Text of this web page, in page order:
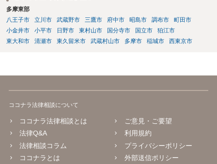
多摩東部
八王子市
立川市 武蔵野市 三鷹市 府中市 昭島市 調布市
町田市
小金井市
小平市 日野市 東村山市 国分寺市 国立市
狛江市
東大和市
清瀬市 東久留米市 武蔵村山市 多摩市 稲城市 西東京市
ココナラ法律相談について
ココナラ法律相談とは
法律Q&A
法律相談コラム
ココナラとは
ご意見・ご要望
利用規約
プライバシーポリシー
外部送信ポリシー